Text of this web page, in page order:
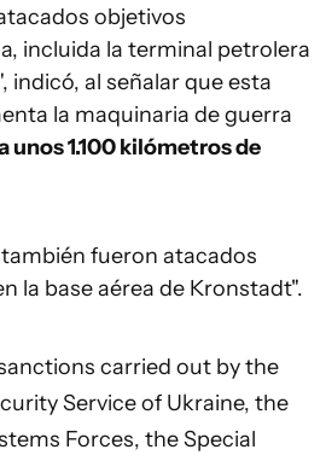
objetivos
incluida la terminal petrolera
indicó, al señalar que esta
la maquinaria de guerra
unos 1.100 kilómetros de
fueron atacados
la base aérea de Kronstadt".
carried out by the
Service of Ukraine, the
Forces, the Special